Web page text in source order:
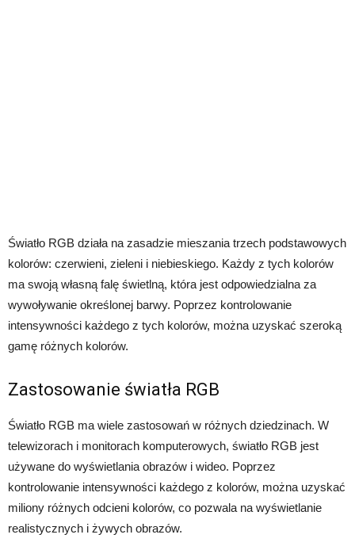
Światło RGB działa na zasadzie mieszania trzech podstawowych
kolorów: czerwieni, zieleni i niebieskiego. Każdy z tych kolorów
ma swoją własną falę świetlną, która jest odpowiedzialna za
wywoływanie określonej barwy. Poprzez kontrolowanie
intensywności każdego z tych kolorów, można uzyskać szeroką
gamę różnych kolorów.
Zastosowanie światła RGB
Światło RGB ma wiele zastosowań w różnych dziedzinach. W
telewizorach i monitorach komputerowych, światło RGB jest
używane do wyświetlania obrazów i wideo. Poprzez
kontrolowanie intensywności każdego z kolorów, można uzyskać
miliony różnych odcieni kolorów, co pozwala na wyświetlanie
realistycznych i żywych obrazów.